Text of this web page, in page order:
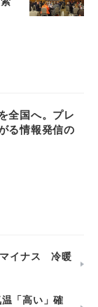
全国へ。プレ
る情報発信の
マイナス 冷暖
「高い」確